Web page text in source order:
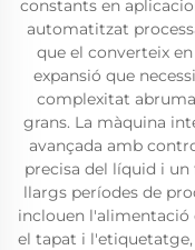
constants en
automatitzat
que el converteix
expansió que
complexitat
grans. La màquina
avançada amb
precisa del líquid i
llargs períodes de
inclouen l'alimentació
el tapat i